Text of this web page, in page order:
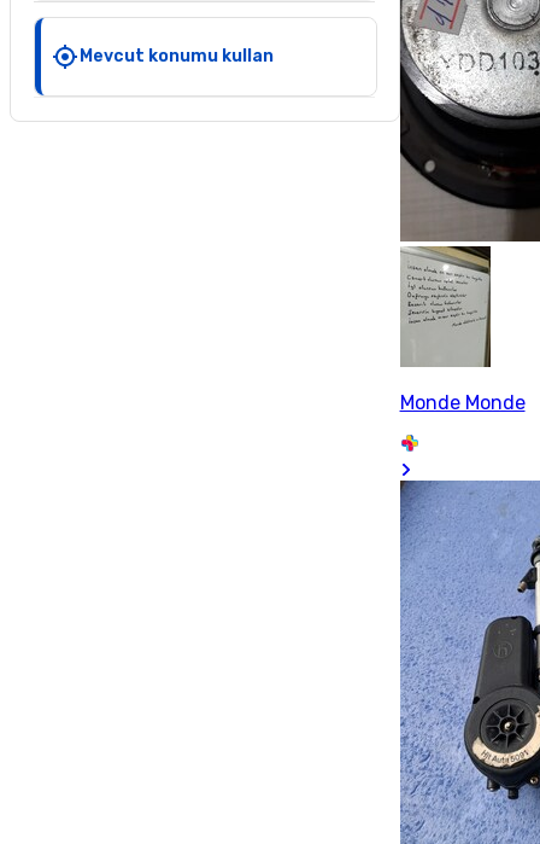
Mevcut konumu kullan
Monde Monde